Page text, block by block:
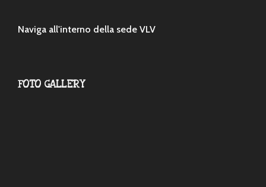
Naviga all'interno della sede VLV
FOTO GALLERY